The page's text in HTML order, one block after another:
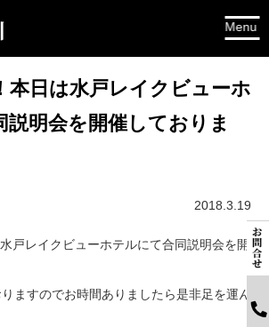
本日は水戸レイクビューホ
説明会を開催しておりま
2018.3.19
戸レイクビューホテルにて合同説明会を開
ますのでお時間ありましたら是非足を運ん